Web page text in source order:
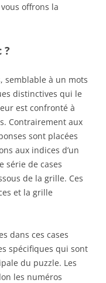
offrons la
?
semblable à un mots
distinctives qui le
est confronté à
Contrairement aux
sont placées
aux indices d’un
série de cases
de la grille. Ces
et la grille
dans ces cases
spécifiques qui sont
du puzzle. Les
les numéros